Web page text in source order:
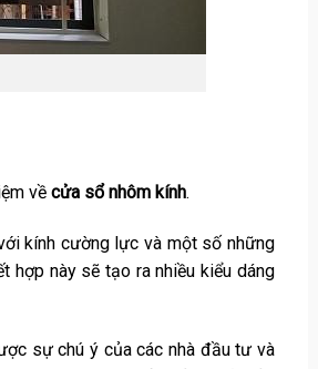
về cửa sổ nhôm kính.
kính cường lực và một số những
hợp này sẽ tạo ra nhiều kiểu dáng
sự chú ý của các nhà đầu tư và